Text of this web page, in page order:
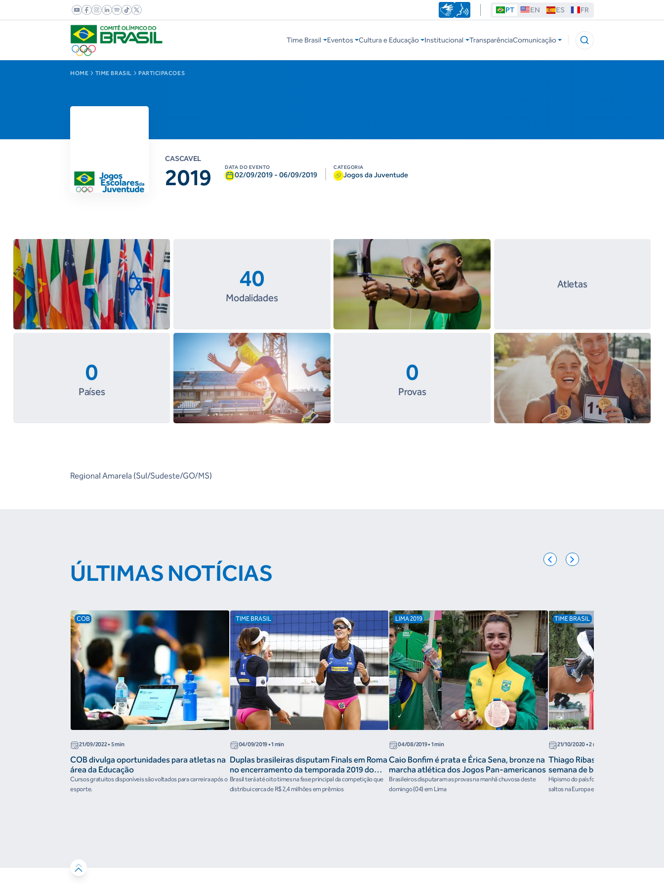
PT EN ES FR
Time Brasil Eventos Cultura e Educação Institucional TransparênciaComunicação
HOME TIME BRASIL PARTICIPACOES
CASCAVEL
2019 DATA DO EVENTO
02/09/2019 - 06/09/2019
CATEGORIA
Jogos da Juventude
40
Modalidades
Atletas
0
Provas
0
Países
Regional Amarela (Sul/Sudeste/GO/MS)
ÚLTIMAS NOTÍCIAS
COB
21/09/2022• 5 min
COB divulga oportunidades para atletas na
área da Educação
Cursos gratuitos disponíveis são voltados para carreira após o
esporte.
TIME BRASIL
04/09/2019• 1 min
Duplas brasileiras disputam Finals em Roma
no encerramento da temporada 2019 do
Circuito Mundial de vôlei de praia
Brasil terá até oito times na fase principal da competição que
distribui cerca de R$ 2,4 milhões em prêmios
LIMA 2019
04/08/2019• 1 min
Caio Bonfim é prata e Érica Sena, bronze na
marcha atlética dos Jogos Pan-americanos
Brasileiros disputaram as provas na manhã chuvosa deste
domingo (04) em Lima
TIME BRASIL
21/10/2020• 2 min
Thiago Ribas vence GP na
semana de bons resultados
Hipismo do país foi destaque em prêmios
saltos na Europa e no México